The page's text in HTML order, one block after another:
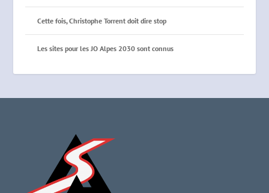
Cette fois, Christophe Torrent doit dire stop
Les sites pour les JO Alpes 2030 sont connus